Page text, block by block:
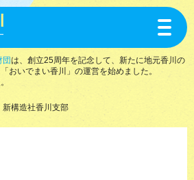
toggle
団は、創立25周年を記念して、新たに地元香川の
おいでまい香川」の運営を始めました。
新構造社香川支部